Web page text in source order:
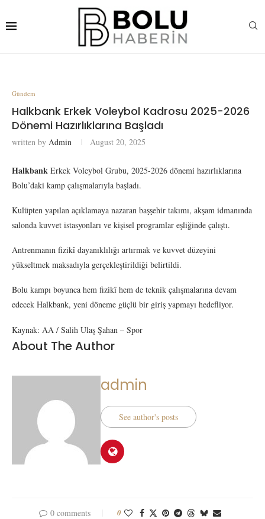
Gündem
Halkbank Erkek Voleybol Kadrosu 2025-2026
Dönemi Hazırlıklarına Başladı
written by Admin August 20, 2025
Halkbank Erkek Voleybol Grubu, 2025-2026 dönemi hazırlıklarına
Bolu’daki kamp çalışmalarıyla başladı.
Kulüpten yapılan açıklamaya nazaran başşehir takımı, akşam idmanında
salonda kuvvet istasyonları ve kişisel programlar eşliğinde çalıştı.
Antrenmanın fizikî dayanıklılığı artırmak ve kuvvet düzeyini
yükseltmek maksadıyla gerçekleştirildiği belirtildi.
Bolu kampı boyunca hem fizikî hem de teknik çalışmalarına devam
edecek Halkbank, yeni döneme güçlü bir giriş yapmayı hedefliyor.
Kaynak: AA / Salih Ulaş Şahan – Spor
About The Author
admin
See author's posts
0 comments 0